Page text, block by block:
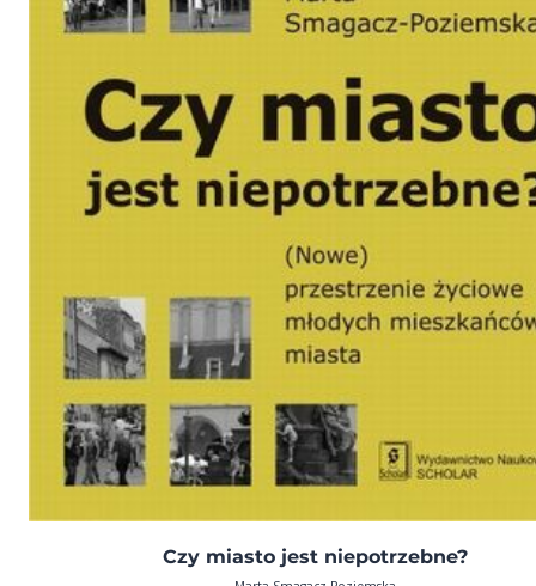
Czy miasto jest niepotrzebne?